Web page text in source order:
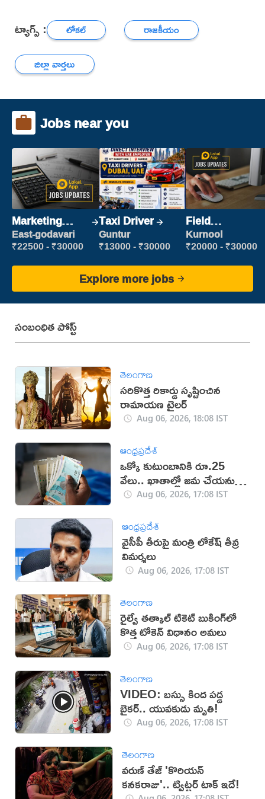
ట్యాగ్స్ : లోకల్
రాజకీయం
జిల్లా వార్తలు
Jobs near you
Marketing
Executive
East-godavari
₹22500 - ₹30000
Taxi Driver
Guntur
₹13000 - ₹30000
Field
Marketing
Executive
Kurnool
₹20000 - ₹30000
Explore more jobs
సంబంధిత పోస్ట్
తెలంగాణ
సరికొత్త రికార్డు సృష్టించిన
రామాయణ ట్రైలర్‌
Aug 06, 2026, 18:08 IST
ఆంధ్రప్రదేశ్
ఒక్కో కుటుంబానికి రూ.25
వేలు.. ఖాతాల్లో జ‌మ చేయ‌నున్న
ప్ర‌భుత్వం..!
Aug 06, 2026, 17:08 IST
ఆంధ్రప్రదేశ్
వైసీపీ తీరుపై మంత్రి లోకేష్ తీవ్ర
విమర్శలు
Aug 06, 2026, 17:08 IST
తెలంగాణ
రైల్వే తత్కాల్ టికెట్ బుకింగ్‌లో
కొత్త టోకెన్ విధానం అమలు
Aug 06, 2026, 17:08 IST
తెలంగాణ
VIDEO: బస్సు కింద పడ్డ
బైకర్.. యువకుడు మృతి!
Aug 06, 2026, 17:08 IST
తెలంగాణ
వరుణ్ తేజ్ 'కొరియన్
కనకరాజు'.. ట్విట్టర్ టాక్ ఇదే!